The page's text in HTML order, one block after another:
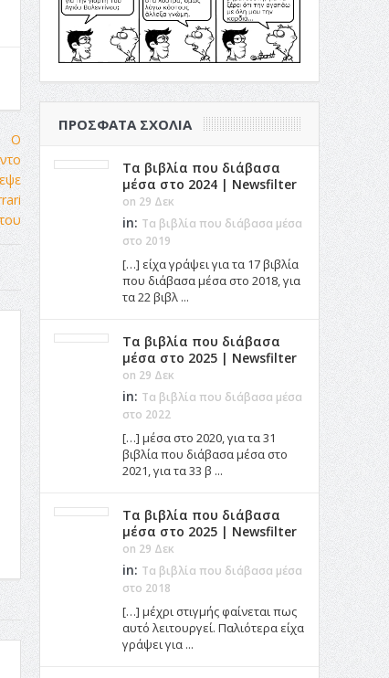
ΠΡΌΣΦΑΤΑ ΣΧΌΛΙΑ
Τα βιβλία που διάβασα
μέσα στο 2024 | Newsfilter
on 29 Δεκ
in: Τα βιβλία που διάβασα μέσα
στο 2019
[…] είχα γράψει για τα 17 βιβλία
που διάβασα μέσα στο 2018, για
τα 22 βιβλ ...
Τα βιβλία που διάβασα
μέσα στο 2025 | Newsfilter
on 29 Δεκ
in: Τα βιβλία που διάβασα μέσα
στο 2022
[…] μέσα στο 2020, για τα 31
βιβλία που διάβασα μέσα στο
2021, για τα 33 β ...
Τα βιβλία που διάβασα
μέσα στο 2025 | Newsfilter
on 29 Δεκ
in: Τα βιβλία που διάβασα μέσα
στο 2018
[…] μέχρι στιγμής φαίνεται πως
αυτό λειτουργεί. Παλιότερα είχα
γράψει για ...